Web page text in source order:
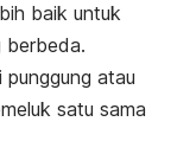
baik untuk
berbeda.
atau
satu sama